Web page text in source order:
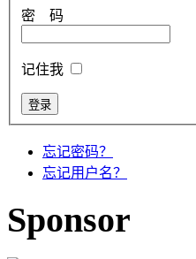
密 码
记住我
忘记密码？
忘记用户名？
Sponsor